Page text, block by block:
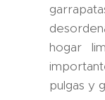
hogar
pulgas y